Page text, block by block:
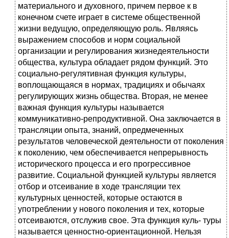
материального и духовного, причем первое к в
конечном счете играет в системе общественной
жизни ведущую, определяющую роль. Являясь
выражением способов и норм социальной
организации и регулирования жизнедеятельности
общества, культура обладает рядом функций. Это
социально-регулятивная функция культуры,
воплощающаяся в нормах, традициях и обычаях
регулирующих жизнь общества. Вторая, не менее
важная функция культуры называется
коммуникативно-репродуктивной. Она заключается в
трансляции опыта, знаний, опредмеченных
результатов человеческой деятельности от поколения
к поколению, чем обеспечивается непрерывность
исторического процесса и его прогрессивное
развитие. Социальной функцией культуры является
отбор и отсеивание в ходе трансляции тех
культурных ценностей, которые остаются в
употреблении у нового поколения и тех, которые
отсеиваются, отслужив свое. Эта функция куль- туры
называется ценностно-ориентационной. Нельзя